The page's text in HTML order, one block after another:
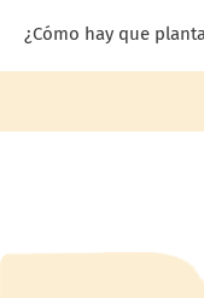
¿Cómo hay que